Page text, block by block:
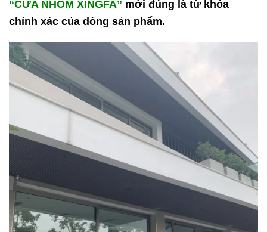
“CỬA NHÔM XINGFA” mới đúng là từ khóa
chính xác của dòng sản phẩm.